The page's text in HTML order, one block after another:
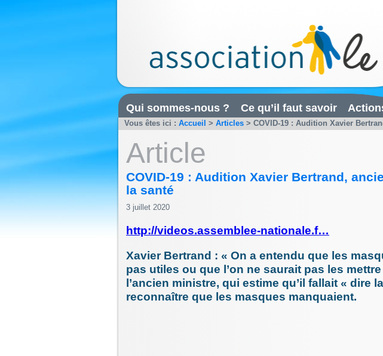
Qui sommes-nous ? Ce qu’il faut savoir
Vous êtes ici : Accueil > Articles > COVID-19 : Audition Xavier
Article
COVID-19 : Audition Xavier Bertrand,
la santé
3 juillet 2020
http://videos.assemblee-nationale.f…
Xavier Bertrand : « On a entendu que les
pas utiles ou que l’on ne saurait pas les
l’ancien ministre, qui estime qu’il fallait « dire
reconnaître que les masques manquaient.